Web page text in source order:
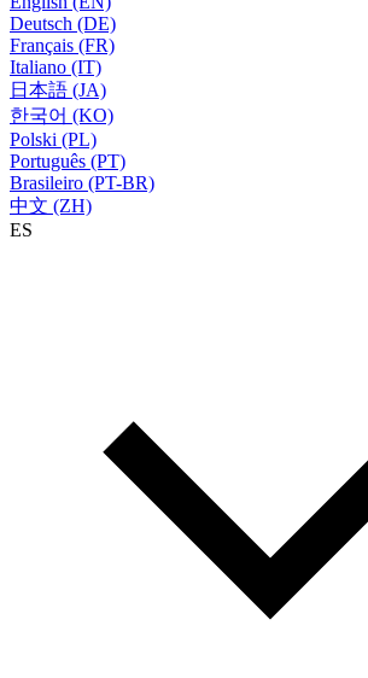
Deutsch (DE)
Français (FR)
Italiano (IT)
日本語 (JA)
한국어 (KO)
Polski (PL)
Português (PT)
Brasileiro (PT-BR)
中文 (ZH)
ES